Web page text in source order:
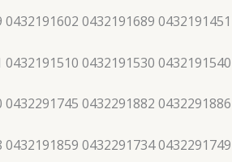
0432191689 0432191451
0432191530 0432191540
0432291882 0432291886
0432291734 0432291749